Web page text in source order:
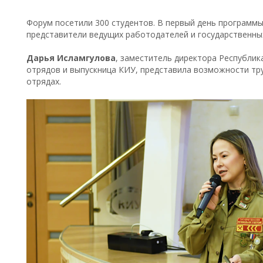
Форум посетили 300 студентов. В первый день
представители ведущих работодателей и
Дарья Исламгулова, заместитель директора
отрядов и выпускница КИУ, представила возможности
отрядах.